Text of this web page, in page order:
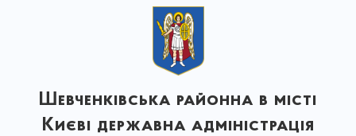
Шевченківська районна в місті
Києві державна адміністрація